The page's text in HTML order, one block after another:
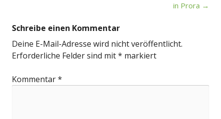
in Prora →
Schreibe einen Kommentar
Deine E-Mail-Adresse wird nicht veröffentlicht.
Erforderliche Felder sind mit* markiert
Kommentar*